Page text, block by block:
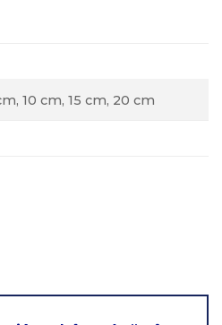
10 cm, 15 cm, 20 cm